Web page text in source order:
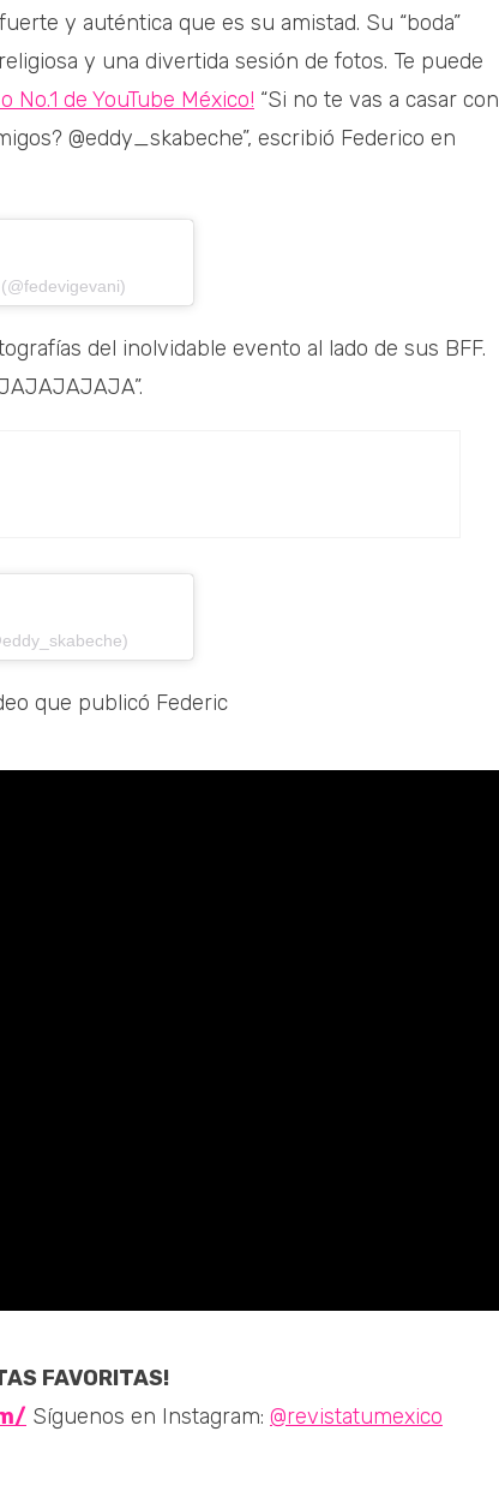
y auténtica que es su amistad. Su “boda”
y una divertida sesión de fotos. Te puede
No.1 de YouTube México! “Si no te vas a casar con
@eddy_skabeche”, escribió Federico en
del inolvidable evento al lado de sus BFF.
que publicó Federic
FAVORITAS!
Síguenos en Instagram: @revistatumexico